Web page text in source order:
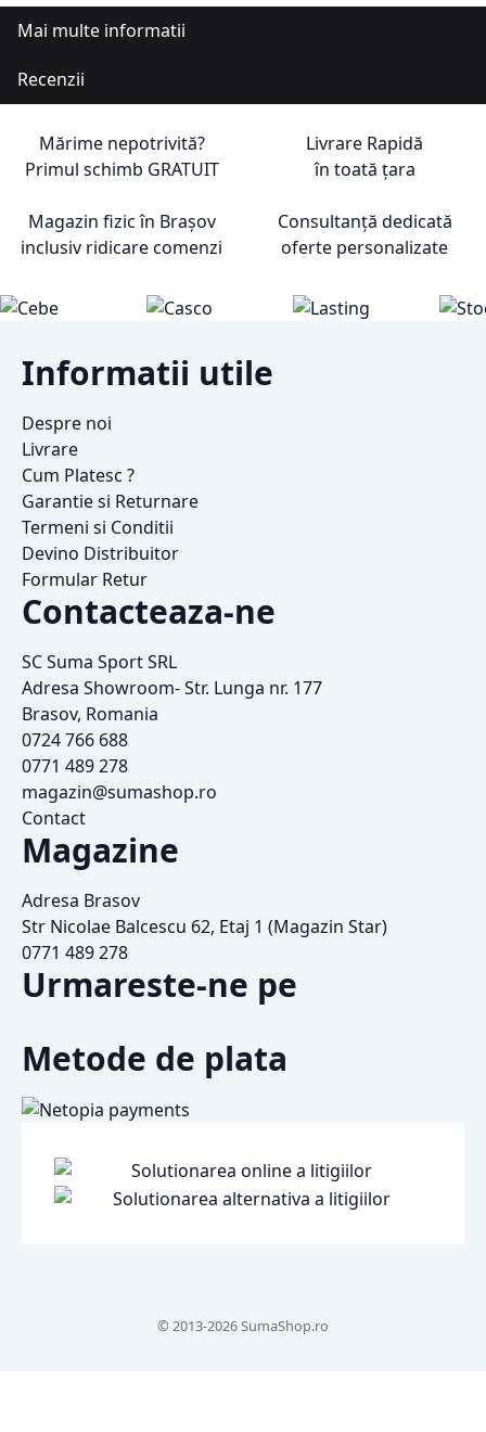
Mai multe informatii
Recenzii
Mărime nepotrivită?
Primul schimb GRATUIT
Livrare Rapidă
în toată țara
Magazin fizic în Brașov
inclusiv ridicare comenzi
Consultanță dedicată
oferte personalizate
Informatii utile
Despre noi
Livrare
Cum Platesc ?
Garantie si Returnare
Termeni si Conditii
Devino Distribuitor
Formular Retur
Contacteaza-ne
SC Suma Sport SRL
Adresa Showroom- Str. Lunga nr. 177
Brasov, Romania
0724 766 688
0771 489 278
magazin@sumashop.ro
Contact
Magazine
Adresa Brasov
Str Nicolae Balcescu 62, Etaj 1 (Magazin Star)
0771 489 278
Urmareste-ne pe
Metode de plata
© 2013-2026 SumaShop.ro